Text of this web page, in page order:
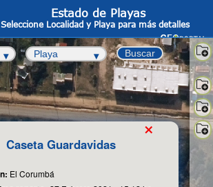
Estado de Playas
Seleccione Localidad y Playa para más detalles
Buscar
Caseta Guardavidas
El Corumbá
×
-